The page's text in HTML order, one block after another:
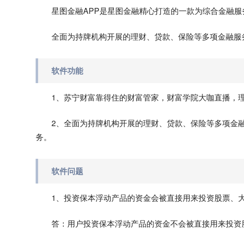
星图金融APP是星图金融精心打造的一款为综合金融
全面为持牌机构开展的理财、贷款、保险等多项金融
软件功能
1、苏宁财富靠得住的财富管家，财富学院大咖直播，
2、全面为持牌机构开展的理财、贷款、保险等多项金
务。
软件问题
1、投资保本浮动产品的资金会被直接用来投资股票、
答：用户投资保本浮动产品的资金不会被直接用来投